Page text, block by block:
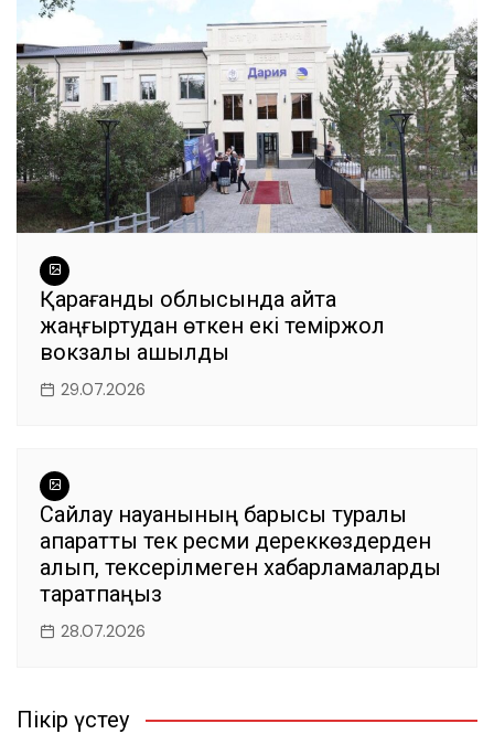
Қарағанды облысында қайта
жаңғыртудан өткен екі теміржол
вокзалы ашылды
29.07.2026
Сайлау науқанының барысы туралы
ақпаратты тек ресми дереккөздерден
алып, тексерілмеген хабарламаларды
таратпаңыз
28.07.2026
Пікір үстеу